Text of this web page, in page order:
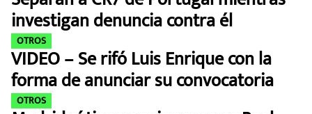
investigan denuncia contra él
OTROS
VIDEO – Se rifó Luis Enrique con la
forma de anunciar su convocatoria
OTROS